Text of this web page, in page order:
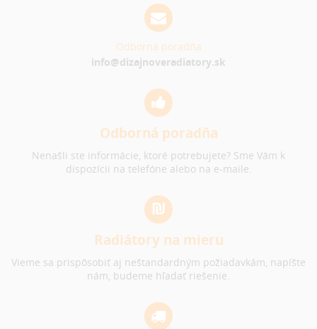
Odborná poradňa
info@dizajnoveradiatory.sk
Odborná poradňa
Nenašli ste informácie, ktoré potrebujete? Sme Vám k
dispozícii na telefóne alebo na e-maile.
Radiátory na mieru
Vieme sa prispôsobiť aj neštandardným požiadavkám, napíšte
nám, budeme hľadať riešenie.